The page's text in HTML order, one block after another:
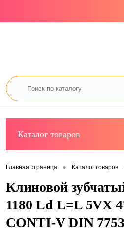
Каталог товаров
Главная страница • Каталог товаров
Клиновой
1180 Ld L=L 5VX
CONTI-V DIN 7753